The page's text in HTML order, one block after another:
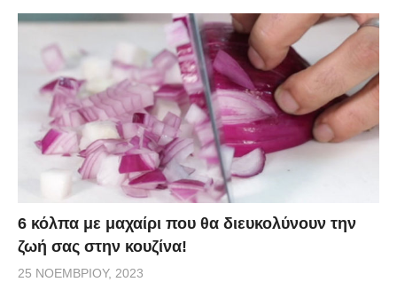
6 κόλπα με μαχαίρι που θα διευκολύνουν την
ζωή σας στην κουζίνα!
25 ΝΟΕΜΒΡΊΟΥ, 2023